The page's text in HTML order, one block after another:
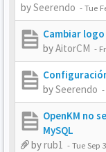
bySeerendo -Tue
Cambiar
byAitorCM -
bySeerendo -
OpenKM no
MySQL
byrub1 -Tue Sep